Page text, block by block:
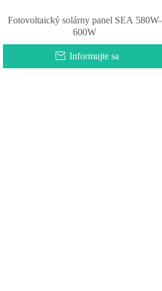
Fotovoltaický solárny panel SEA 580W-
600W
Informujte sa